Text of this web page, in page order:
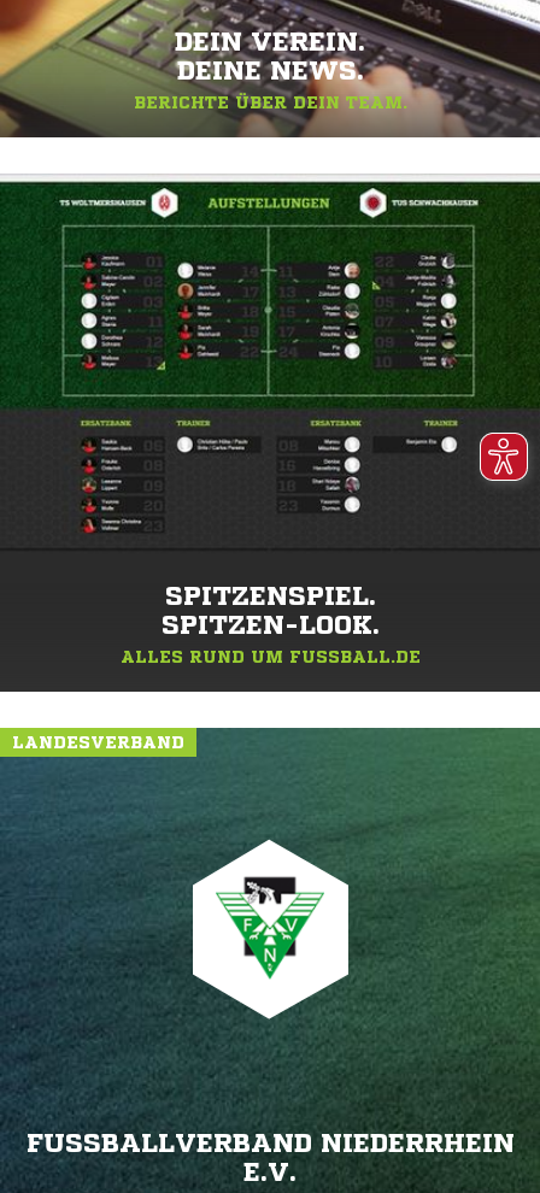
DEIN VEREIN.
DEINE NEWS.
BERICHTE ÜBER DEIN TEAM.
SPITZENSPIEL.
SPITZEN-LOOK.
ALLES RUND UM FUSSBALL.DE
LANDESVERBAND
FUSSBALLVERBAND NIEDERRHEIN E
.V.